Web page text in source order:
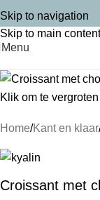
Skip to navigation
Skip to main content
Menu
Klik om te vergroten
Home Kant en klaar
Croissant met